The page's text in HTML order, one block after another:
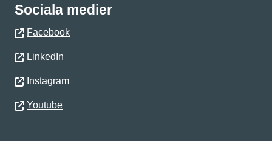
Sociala medier
Facebook
LinkedIn
Instagram
Youtube